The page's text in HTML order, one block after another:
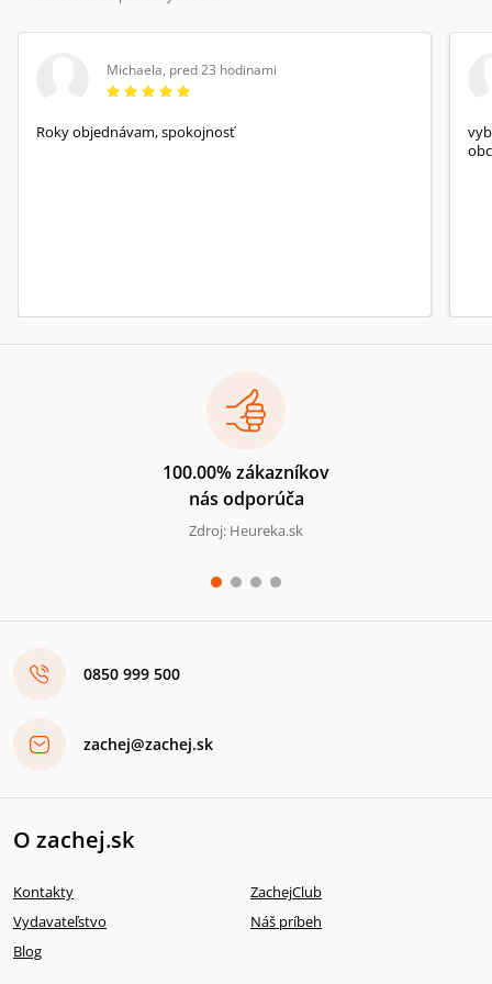
Michaela, pred 23 hodinami
Roky objednávam, spokojnosť
100.00% zákazníkov
nás odporúča
Zdroj: Heureka.sk
0850 999 500
zachej@zachej.sk
O zachej.sk
Kontakty
ZachejClub
Vydavateľstvo
Náš príbeh
Blog